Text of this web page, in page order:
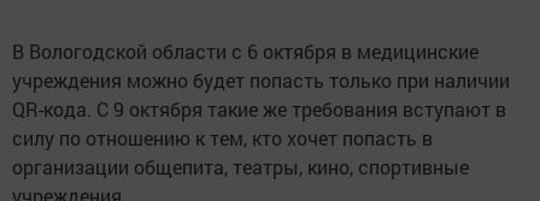
В Вологодской области с 6 октября в медицинские
учреждения можно будет попасть только при наличии
QR-кода. С 9 октября такие же требования вступают в
силу по отношению к тем, кто хочет попасть в
организации общепита, театры, кино, спортивные
учреждения.